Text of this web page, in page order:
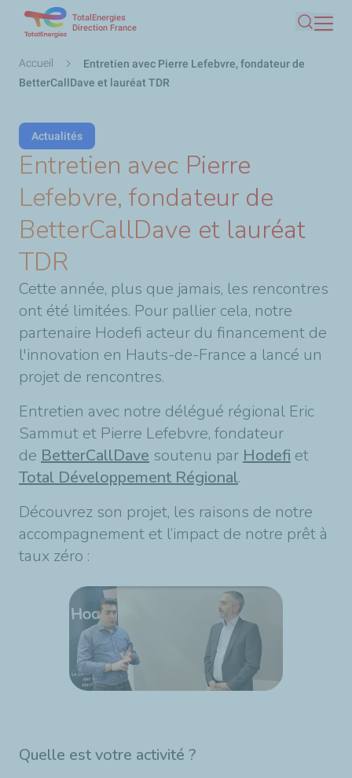
contenu
TotalEnergies
Direction France
Fil
d'Ariane
Accueil
Entretien avec Pierre Lefebvre, fondateur de
BetterCallDave et lauréat TDR
Actualités
Entretien avec Pierre
Lefebvre, fondateur de
BetterCallDave et lauréat
TDR
Cette année, plus que jamais, les rencontres
ont été limitées. Pour pallier cela, notre
partenaire Hodefi acteur du financement de
l'innovation en Hauts-de-France a lancé un
projet de rencontres.
Entretien avec notre délégué régional Eric
Sammut et Pierre Lefebvre, fondateur
de BetterCallDave soutenu par Hodefi et
Total Développement Régional.
Découvrez son projet, les raisons de notre
accompagnement et l’impact de notre prêt à
taux zéro :
Quelle est votre activité ?